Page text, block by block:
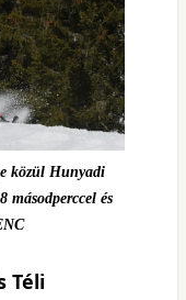
közül Hunyadi
másodperccel és
Téli